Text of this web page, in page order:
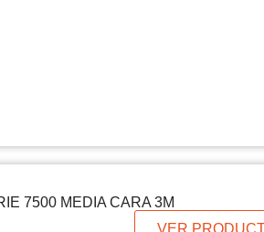
7500 MEDIA CARA 3M
VER